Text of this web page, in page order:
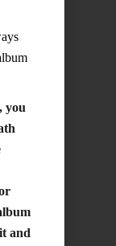
you
and